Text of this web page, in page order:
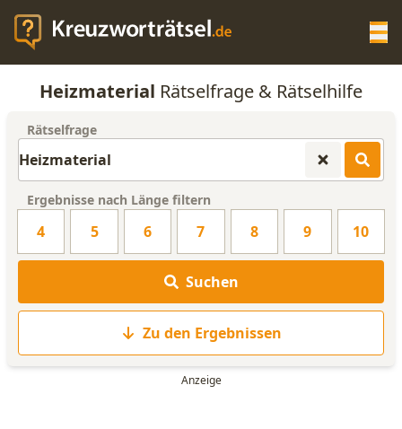
KREUZWORTRÄTSEL-HILFE
WORTLISTE
Heizmaterial Rätselfrage & Rätselhilfe
Rätselfrage
Ergebnisse nach Länge filtern
4 5 6 7 8 9 10
Suchen
Zu den Ergebnissen